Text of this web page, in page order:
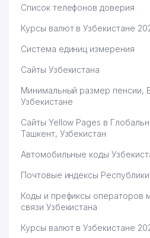
Список телефонов доверия
Курсы валют в Узбекистане
Система единиц измерения
Сайты Узбекистана
Минимальный размер пенсии,
Узбекистане
Сайты Yellow Pages в
Ташкент, Узбекистан
Автомобильные коды
Почтовые индексы Республики
Коды и префиксы операторов
связи Узбекистана
Курсы валют в Узбекистане